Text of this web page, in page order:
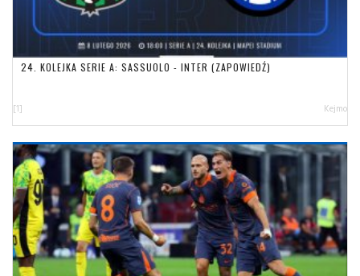
24. KOLEJKA SERIE A: SASSUOLO - INTER (ZAPOWIEDŹ)
[1] Kejmo